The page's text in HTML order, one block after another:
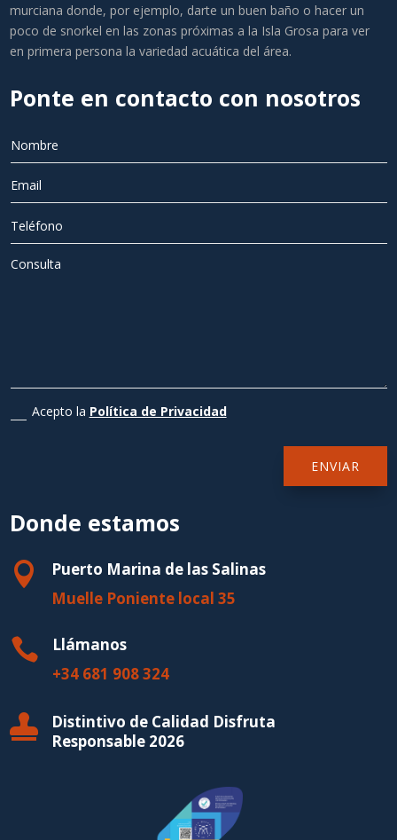
murciana donde, por ejemplo, darte un buen baño o hacer un
poco de snorkel en las zonas próximas a la Isla Grosa para ver
en primera persona la variedad acuática del área.
Ponte en contacto con nosotros
Acepto la Política de Privacidad
ENVIAR
Donde estamos

Puerto Marina de las Salinas
Muelle Poniente local 35

Llámanos
+34 681 908 324

Distintivo de Calidad Disfruta
Responsable 2026